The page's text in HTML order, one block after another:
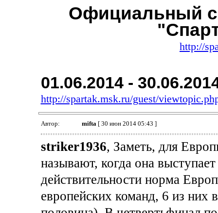
Официальный
http://
01.06.2014 -
http://spartak.msk.ru/guest/
Автор: mifta[ 30 июн 2014 05:43 ]
striker1936, Заметь, для
называют, когда она
действительности норма
европейских команд, 6 из